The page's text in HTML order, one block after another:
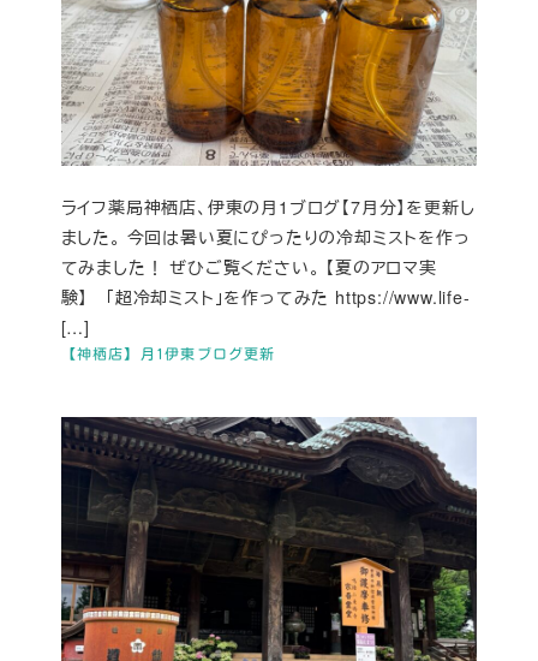
【神栖店】月1伊東ブログ更新
ライフ薬局神栖店、伊東の月1ブログ【7月分】を更新し
ました。 今回は暑い夏にぴったりの冷却ミストを作っ
てみました！ ぜひご覧ください。 【夏のアロマ実
験】 「超冷却ミスト」を作ってみた https://www.life-
[…]